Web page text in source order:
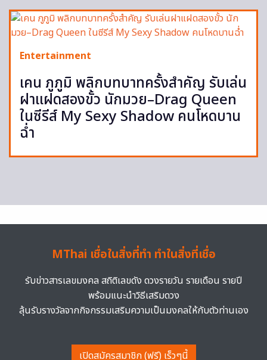
Entertainment
เคน ภูภูมิ พลิกบทบาทครั้งสำคัญ รับเล่น
ฝาแฝดสองขั้ว นักมวย–Drag Queen
ในซีรีส์ My Sexy Shadow คนโหดบาน
ฉ่ำ
MThai เชื่อในสิ่งที่ทำ ทำในสิ่งที่เชื่อ
รับข่าวสารเลขมงคล สถิติเลขดัง ดวงรายวัน รายเดือน รายปี
พร้อมแนะนำวิธีเสริมดวง
ลุ้นรับรางวัลจากกิจกรรมเสริมความเป็นมงคลให้กับตัวท่านเอง
เปิดสมัครสมาชิก (ฟรี) เร็วๆนี้